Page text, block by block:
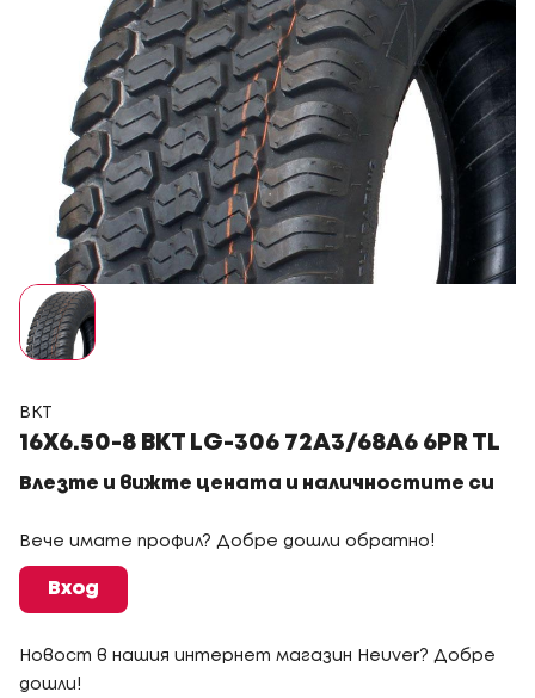
BKT
16X6.50-8 BKT LG-306 72A3/68A6 6PR TL
Влезте и вижте цената и наличностите си
Вече имате профил? Добре дошли обратно!
Вход
Новост в нашия интернет магазин Heuver? Добре
дошли!